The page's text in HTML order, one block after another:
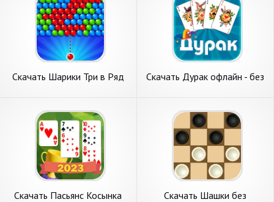
Скачать Шарики Три в Ряд
на Андроид
Скачать Дурак офлайн - без
Андроид
Скачать Пасьянс Косынка
Скачать Шашки без